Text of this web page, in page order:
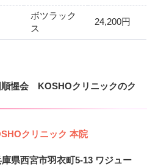
ボツラック
ス
24,200円
順惺会 KOSHOクリニックのク
クリニック 本院
庫県西宮市羽衣町5-13 ワジュー